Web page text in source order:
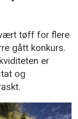
vært tøff for flere
gått konkurs.
er
og